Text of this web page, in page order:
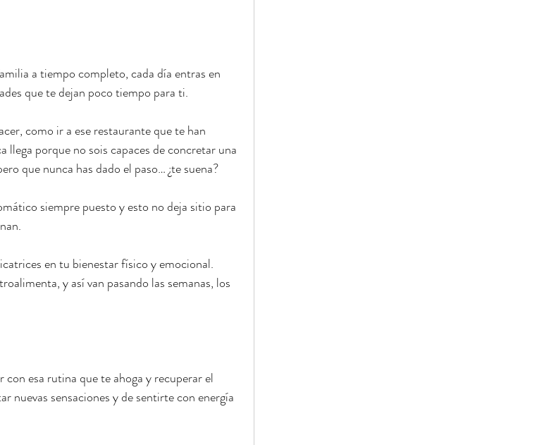
a tiempo completo, cada día entras en
que te dejan poco tiempo para ti.
como ir a ese restaurante que te han
llega porque no sois capaces de concretar una
que nunca has dado el paso… ¿te suena?
siempre puesto y esto no deja sitio para
en tu bienestar físico y emocional.
y así van pasando las semanas, los
esa rutina que te ahoga y recuperar el
nuevas sensaciones y de sentirte con energía